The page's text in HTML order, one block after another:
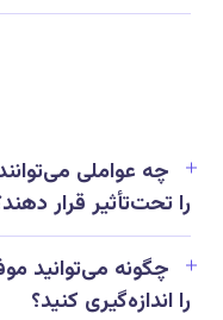
چه عواملی
را تحت‌تأثیر قرار
چگونه می‌توانید
را اندازه‌گیری کنید؟